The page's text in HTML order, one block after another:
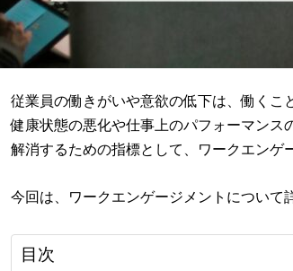
従業員の働きがいや意欲の低下は、働くこ
健康状態の悪化や仕事上のパフォーマンス
解消するための指標として、ワークエンゲ
今回は、ワークエンゲージメントについて
目次